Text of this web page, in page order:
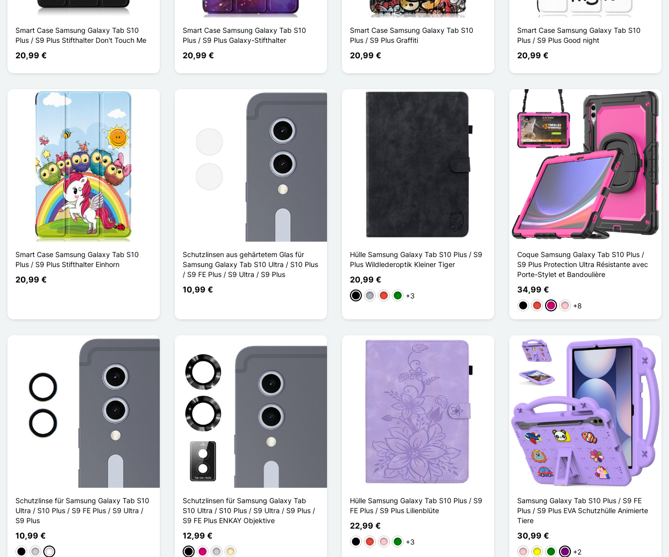
Smart Case Samsung Galaxy Tab S10
Plus / S9 Plus Stifthalter Don't Touch Me
20,99 €
Smart Case Samsung Galaxy Tab S10
Plus / S9 Plus Galaxy-Stifthalter
20,99 €
Smart Case Samsung Galaxy Tab S10
Plus / S9 Plus Graffiti
20,99 €
Smart Case Samsung Galaxy Tab S10
Plus / S9 Plus Good night
20,99 €
Smart Case Samsung Galaxy Tab S10
Plus / S9 Plus Stifthalter Einhorn
20,99 €
Schutzlinsen aus gehärtetem Glas für
Samsung Galaxy Tab S10 Ultra / S10 Plus
/ S9 FE Plus / S9 Ultra / S9 Plus
10,99 €
Hülle Samsung Galaxy Tab S10 Plus / S9
Plus Wildlederoptik Kleiner Tiger
20,99 €
Schwarz
GrauRot Grün+3
Coque Samsung Galaxy Tab S10 Plus /
S9 Plus Protection Ultra Résistante avec
Porte-Stylet et Bandoulière
34,99 €
Schwarz
Rot Magenta
Pink+8
Schutzlinse für Samsung Galaxy Tab S10
Ultra / S10 Plus / S9 FE Plus / S9 Ultra /
S9 Plus
10,99 €
Schwarz
SilberMulticolore
Schutzlinsen für Samsung Galaxy Tab
S10 Ultra / S10 Plus / S9 Ultra / S9 Plus /
S9 FE Plus ENKAY Objektive
12,99 €
SchwarzMagenta
SilberGolden
Hülle Samsung Galaxy Tab S10 Plus / S9
FE Plus / S9 Plus Lilienblüte
22,99 €
Schwarz
Rot PinkGrün+3
Samsung Galaxy Tab S10 Plus / S9 FE
Plus / S9 Plus EVA Schutzhülle Animierte
Tiere
30,99 €
PinkGelbGrünViolett
+2